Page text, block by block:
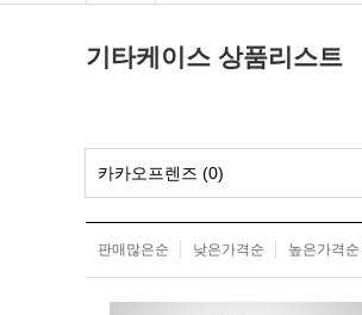
기타케이스 상품리스트
카카오프렌즈 (0)
판매많은순 낮은가격순 높은가격순